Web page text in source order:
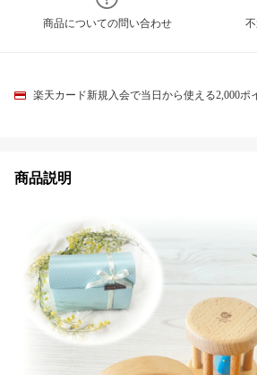
商品についての問い合わせ
楽天カード新規入会で当日から使える2,000ポ
商品説明